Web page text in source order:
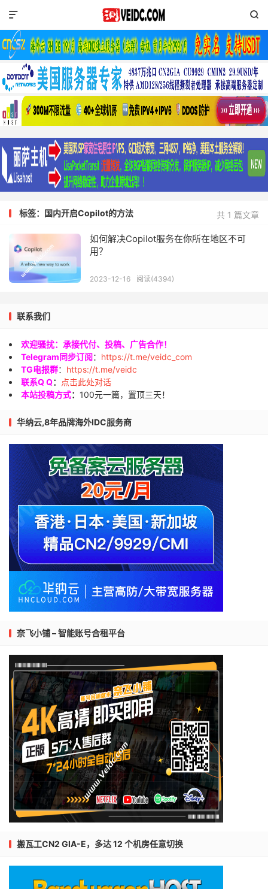


共 1 篇文章
标签：国内开启Copilot的方法
如何解决Copilot服务在你所在地区不可
用？
2023-12-16 阅读(4394)
联系我们
欢迎骚扰：承接代付、投稿、广告合作！
Telegram同步订阅： https://t.me/veidc_com
TG电报群： https://t.me/veidc
联系Q Q：
点击此处对话
本站投稿方式： 100元一篇，置顶三天！
华纳云,8年品牌海外IDC服务商
奈飞小铺 – 智能账号合租平台
搬瓦工CN2 GIA-E，多达 12 个机房任意切换